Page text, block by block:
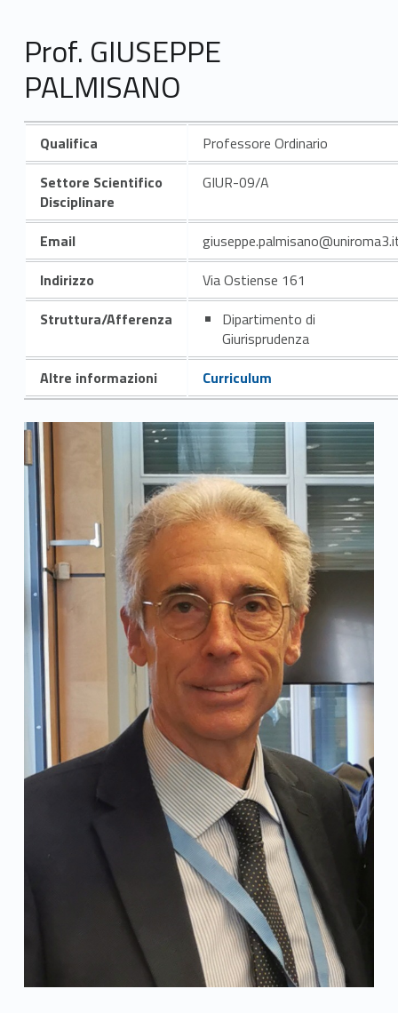
Prof. GIUSEPPE
PALMISANO
Qualifica
Professore Ordinario
Settore Scientifico
Disciplinare
GIUR-09/A
Email
Indirizzo
Via Ostiense 161
Struttura/Afferenza
Dipartimento di
Giurisprudenza
Altre informazioni
Curriculum